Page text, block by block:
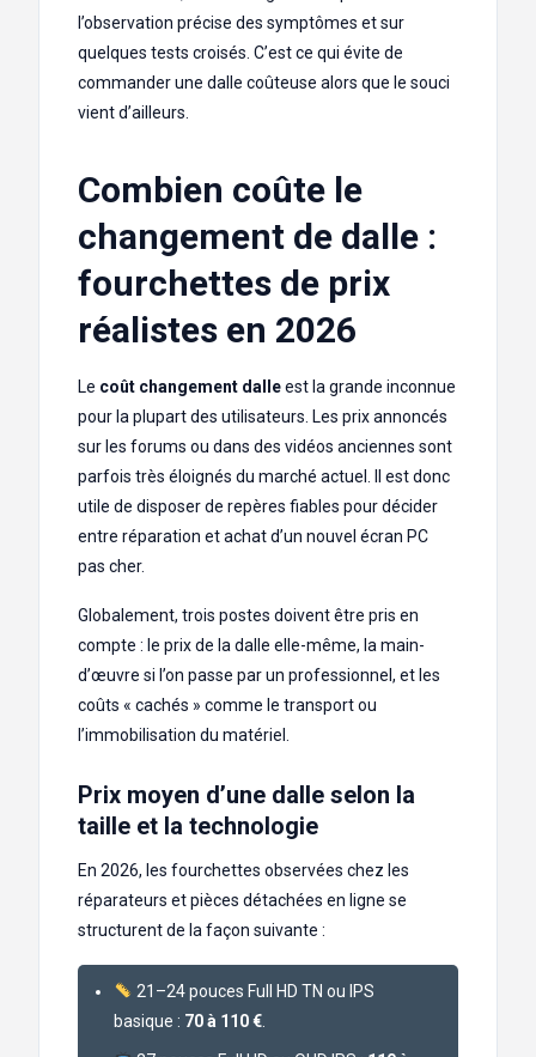
l’observation précise des symptômes et sur
quelques tests croisés. C’est ce qui évite de
commander une dalle coûteuse alors que le souci
vient d’ailleurs.
Combien coûte le
changement de dalle :
fourchettes de prix
réalistes en 2026
Le coût changement dalleest la grande inconnue
pour la plupart des utilisateurs. Les prix annoncés
sur les forums ou dans des vidéos anciennes sont
parfois très éloignés du marché actuel. Il est donc
utile de disposer de repères fiables pour décider
entre réparation et achat d’un nouvel écran PC
pas cher.
Globalement, trois postes doivent être pris en
compte : le prix de la dalle elle-même, la main-
d’œuvre si l’on passe par un professionnel, et les
coûts « cachés » comme le transport ou
l’immobilisation du matériel.
Prix moyen d’une dalle selon la
taille et la technologie
En 2026, les fourchettes observées chez les
réparateurs et pièces détachées en ligne se
structurent de la façon suivante :
21–24 pouces Full HD TN ou IPS
basique : 70 à 110 €